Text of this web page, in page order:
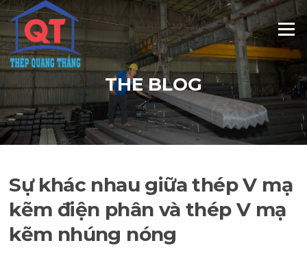
Skip
to
content
Menu
THE BLOG
Sự khác nhau giữa thép V mạ
kẽm điện phân và thép V mạ
kẽm nhúng nóng